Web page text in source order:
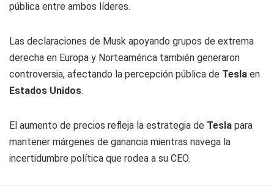
pública entre ambos líderes.
Las declaraciones de Musk apoyando grupos de extrema
derecha en Europa y Norteamérica también generaron
controversia, afectando la percepción pública de Tesla en
Estados Unidos.
El aumento de precios refleja la estrategia de Tesla para
mantener márgenes de ganancia mientras navega la
incertidumbre política que rodea a su CEO.